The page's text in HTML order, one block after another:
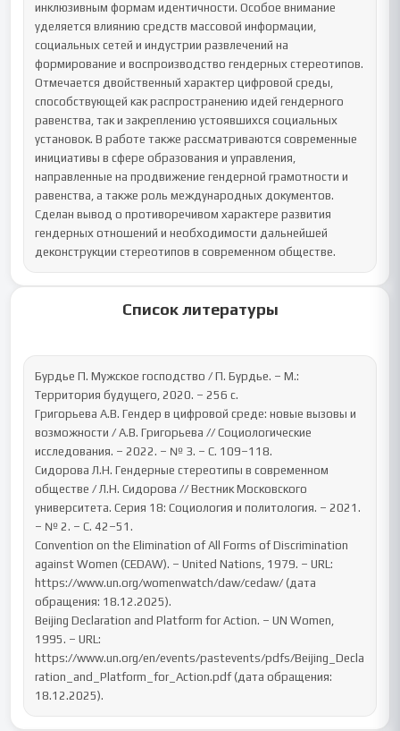
инклюзивным формам идентичности. Особое внимание
уделяется влиянию средств массовой информации,
социальных сетей и индустрии развлечений на
формирование и воспроизводство гендерных стереотипов.
Отмечается двойственный характер цифровой среды,
способствующей как распространению идей гендерного
равенства, так и закреплению устоявшихся социальных
установок. В работе также рассматриваются современные
инициативы в сфере образования и управления,
направленные на продвижение гендерной грамотности и
равенства, а также роль международных документов.
Сделан вывод о противоречивом характере развития
гендерных отношений и необходимости дальнейшей
деконструкции стереотипов в современном обществе.
Список литературы
Бурдье П. Мужское господство / П. Бурдье. – М.:
Территория будущего, 2020. – 256 с.
Григорьева А.В. Гендер в цифровой среде: новые вызовы и
возможности / А.В. Григорьева // Социологические
исследования. – 2022. – № 3. – С. 109–118.
Сидорова Л.Н. Гендерные стереотипы в современном
обществе / Л.Н. Сидорова // Вестник Московского
университета. Серия 18: Социология и политология. – 2021.
– № 2. – С. 42–51.
Convention on the Elimination of All Forms of Discrimination
against Women (CEDAW). – United Nations, 1979. – URL:
https://www.un.org/womenwatch/daw/cedaw/ (дата
обращения: 18.12.2025).
Beijing Declaration and Platform for Action. – UN Women,
1995. – URL:
https://www.un.org/en/events/pastevents/pdfs/Beijing_Decla
ration_and_Platform_for_Action.pdf (дата обращения:
18.12.2025).